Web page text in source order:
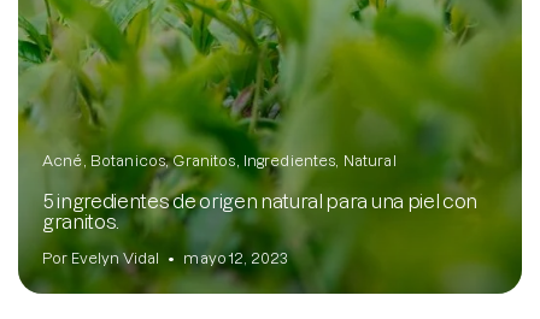
Acné Botanicos Granitos Ingredientes Natural
5 ingredientes de origen natural para una piel con
granitos.
Por Evelyn Vidal mayo 12, 2023